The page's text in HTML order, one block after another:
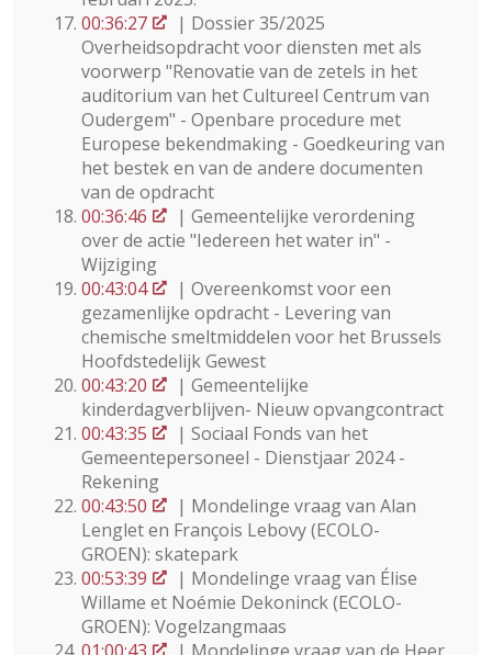
00:36:27
| Dossier 35/2025
Overheidsopdracht voor diensten met als
voorwerp "Renovatie van de zetels in het
auditorium van het Cultureel Centrum van
Oudergem" - Openbare procedure met
Europese bekendmaking - Goedkeuring van
het bestek en van de andere documenten
van de opdracht
00:36:46
| Gemeentelijke verordening
over de actie "Iedereen het water in" -
Wijziging
00:43:04
| Overeenkomst voor een
gezamenlijke opdracht - Levering van
chemische smeltmiddelen voor het Brussels
Hoofdstedelijk Gewest
00:43:20
| Gemeentelijke
kinderdagverblijven- Nieuw opvangcontract
00:43:35
| Sociaal Fonds van het
Gemeentepersoneel - Dienstjaar 2024 -
Rekening
00:43:50
| Mondelinge vraag van Alan
Lenglet en François Lebovy (ECOLO-
GROEN): skatepark
00:53:39
| Mondelinge vraag van Élise
Willame et Noémie Dekoninck (ECOLO-
GROEN): Vogelzangmaas